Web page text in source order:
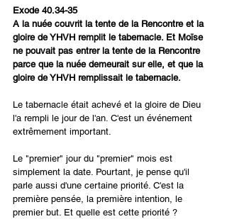
Exode 40.34-35
A la nuée couvrit la tente de la Rencontre et la
gloire de YHVH remplit le tabernacle. Et Moïse
ne pouvait pas entrer la tente de la Rencontre
parce que la nuée demeurait sur elle, et que la
gloire de YHVH remplissait le tabernacle.
Le tabernacle était achevé et la gloire de Dieu
l'a rempli le jour de l'an. C'est un événement
extrêmement important.
Le "premier" jour du "premier" mois est
simplement la date. Pourtant, je pense qu'il
parle aussi d'une certaine priorité. C'est la
première pensée, la première intention, le
premier but. Et quelle est cette priorité ?